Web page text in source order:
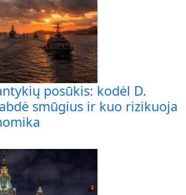
posūkis: kodėl D.
smūgius ir kuo rizikuoja